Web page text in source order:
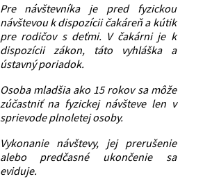
Pre návštevníka je pred fyzickou
návštevou k dispozícii čakáreň a kútik
pre rodičov s deťmi. V čakárni je k
dispozícii zákon, táto vyhláška a
ústavný poriadok.
Osoba mladšia ako 15 rokov sa môže
zúčastniť na fyzickej návšteve len v
sprievode plnoletej osoby.
Vykonanie návštevy, jej prerušenie
alebo predčasné ukončenie sa
eviduje.